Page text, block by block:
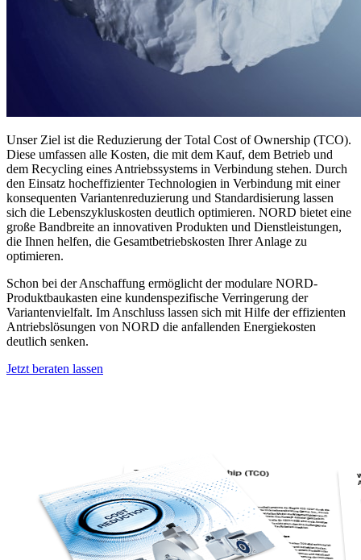
Unser Ziel ist die Reduzierung der Total Cost of Ownership (TCO).
Diese umfassen alle Kosten, die mit dem Kauf, dem Betrieb und
dem Recycling eines Antriebssystems in Verbindung stehen. Durch
den Einsatz hocheffizienter Technologien in Verbindung mit einer
konsequenten Variantenreduzierung und Standardisierung lassen
sich die Lebenszykluskosten deutlich optimieren. NORD bietet eine
große Bandbreite an innovativen Produkten und Dienstleistungen,
die Ihnen helfen, die Gesamtbetriebskosten Ihrer Anlage zu
optimieren.
Schon bei der Anschaffung ermöglicht der modulare NORD-
Produktbaukasten eine kundenspezifische Verringerung der
Variantenvielfalt. Im Anschluss lassen sich mit Hilfe der effizienten
Antriebslösungen von NORD die anfallenden Energiekosten
deutlich senken.
Jetzt beraten lassen